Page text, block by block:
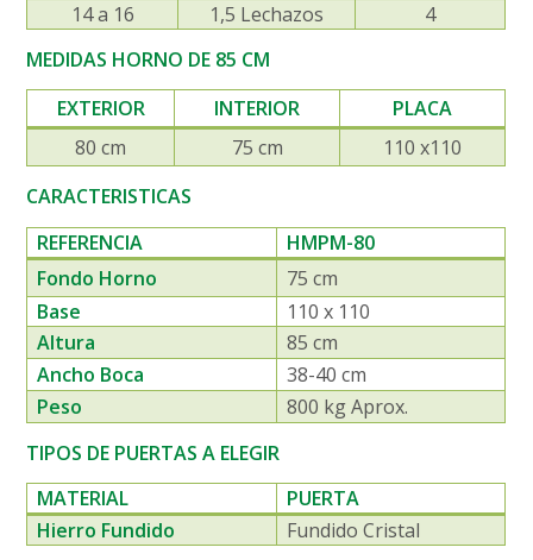
14 a 16
1,5 Lechazos
4
MEDIDAS HORNO DE 85 CM
EXTERIOR
INTERIOR
PLACA
80 cm
75 cm
110 x110
CARACTERISTICAS
REFERENCIA
HMPM-80
Fondo Horno
75 cm
Base
110 x 110
Altura
85 cm
Ancho Boca
38-40 cm
Peso
800 kg Aprox.
TIPOS DE PUERTAS A ELEGIR
MATERIAL
PUERTA
Hierro Fundido
Fundido Cristal